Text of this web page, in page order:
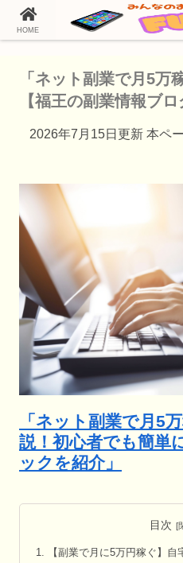
ホーム ネット副業
「ネット副業で月5万
【福王の副業情報ブロ
2026年7月15日更新 本ペ
「ネット副業で月5
説！初心者でも簡単
ックを紹介」
目次
【副業で月に5万円稼ぐ】
HOME